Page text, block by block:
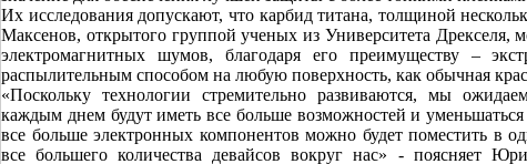
Их исследования допускают, что карбид титана, толщиной
Максенов, открытого группой ученых из Университета
электромагнитных шумов, благодаря его преимуществу –
распылительным способом на любую поверхность, как обычная
«Поскольку технологии стремительно развиваются, мы
каждым днем будут иметь все больше возможностей и уменьшаться
все больше электронных компонентов можно будет поместить в
все большего количества девайсов вокруг нас» - поясняет